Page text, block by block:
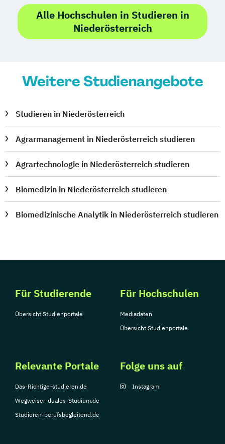
Alle Hochschulen in Studieren in
Niederösterreich
Weitere Studienangebote
Studieren in Niederösterreich
Agrarmanagement in Niederösterreich studieren
Agrartechnologie in Niederösterreich studieren
Biomedizin in Niederösterreich studieren
Biomedizinische Analytik in Niederösterreich studieren
Für Studierende
Übersicht Studienportale
Für Hochschulen
Mediadaten
Übersicht Studienportale
Relevante Portale
Das-Richtige-studieren.de
Wegweiser-duales-Studium.de
Studieren-berufsbegleitend.de
Folge uns auf
Instagram